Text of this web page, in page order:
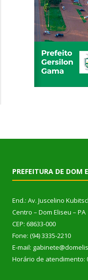
PREFEITURA DE DOM
End.: Av. Juscelino
Centro – Dom Eliseu – PA
CEP: 68633-000
Fone: (94) 3335-2210
E-mail:
Horário de atendimento: